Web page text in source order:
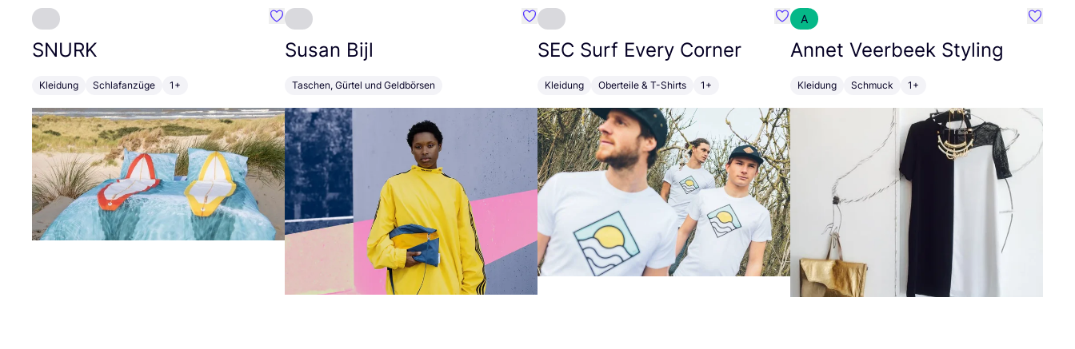
SNURK
Kleidung Schlafanzüge 1+
Favorit SNURK
Susan Bijl
Taschen, Gürtel und Geldbörsen
Favorit Susan Bijl
SEC Surf Every Corner
Kleidung Oberteile & T-Shirts 1+
Favorit SEC Surf Every Corner
A
Annet Veerbeek Styling
Kleidung Schmuck 1+
Favorit